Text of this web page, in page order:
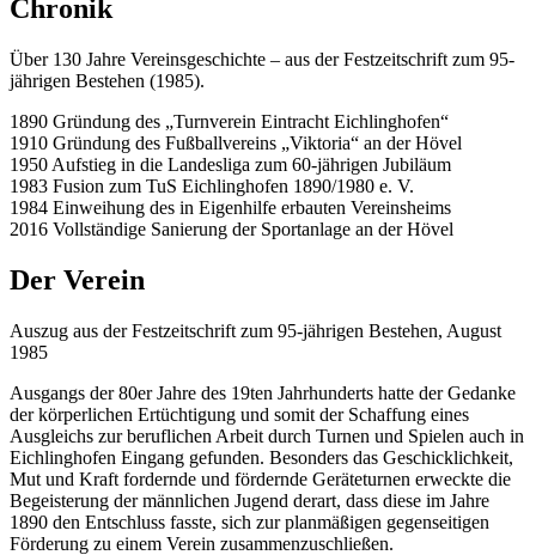
Chronik
Über 130 Jahre Vereinsgeschichte – aus der Festzeitschrift zum 95-
jährigen Bestehen (1985).
1890 Gründung des „Turnverein Eintracht Eichlinghofen“
1910 Gründung des Fußballvereins „Viktoria“ an der Hövel
1950 Aufstieg in die Landesliga zum 60-jährigen Jubiläum
1983 Fusion zum TuS Eichlinghofen 1890/1980 e. V.
1984 Einweihung des in Eigenhilfe erbauten Vereinsheims
2016 Vollständige Sanierung der Sportanlage an der Hövel
Der Verein
Auszug aus der Festzeitschrift zum 95-jährigen Bestehen, August
1985
Ausgangs der 80er Jahre des 19ten Jahrhunderts hatte der Gedanke
der körperlichen Ertüchtigung und somit der Schaffung eines
Ausgleichs zur beruflichen Arbeit durch Turnen und Spielen auch in
Eichlinghofen Eingang gefunden. Besonders das Geschicklichkeit,
Mut und Kraft fordernde und fördernde Geräteturnen erweckte die
Begeisterung der männlichen Jugend derart, dass diese im Jahre
1890 den Entschluss fasste, sich zur planmäßigen gegenseitigen
Förderung zu einem Verein zusammenzuschließen.